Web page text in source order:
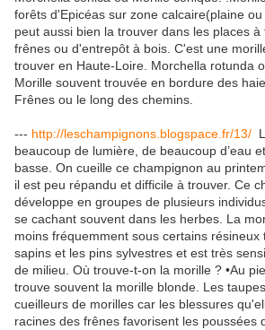
forêts d'Epicéas sur zone calcaire(plaine
peut aussi bien la trouver dans les places
frênes ou d'entrepôt à bois. C'est une
trouver en Haute-Loire. Morchella rotunda
Morille souvent trouvée en bordure des
Frênes ou le long des chemins.
--- http://leschampignons.blogspace.fr/13/
beaucoup de lumière, de beaucoup d’eau
basse. On cueille ce champignon au
il est peu répandu et difficile à trouver. Ce
développe en groupes de plusieurs
se cachant souvent dans les herbes. La
moins fréquemment sous certains résineux
sapins et les pins sylvestres et est très
de milieu. Où trouve-t-on la morille ? •Au
trouve souvent la morille blonde. Les
cueilleurs de morilles car les blessures
racines des frênes favorisent les poussées